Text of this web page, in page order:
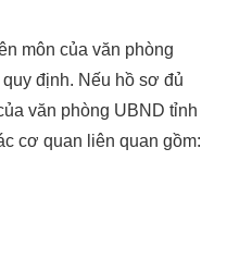
môn của văn phòng
định. Nếu hồ sơ đủ
văn phòng UBND tỉnh
cơ quan liên quan gồm: